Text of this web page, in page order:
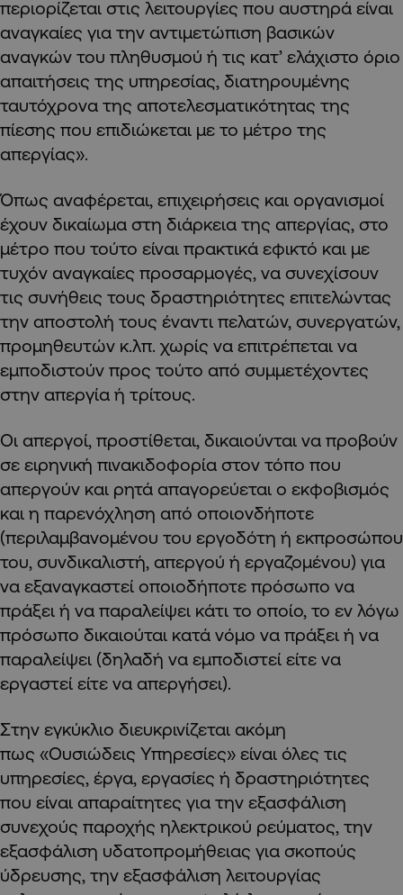
περιορίζεται στις λειτουργίες που αυστηρά είναι
αναγκαίες για την αντιμετώπιση βασικών
αναγκών του πληθυσμού ή τις κατ’ ελάχιστο όριο
απαιτήσεις της υπηρεσίας, διατηρουμένης
ταυτόχρονα της αποτελεσματικότητας της
πίεσης που επιδιώκεται με το μέτρο της
απεργίας».
Όπως αναφέρεται, επιχειρήσεις και οργανισμοί
έχουν δικαίωμα στη διάρκεια της απεργίας, στο
μέτρο που τούτο είναι πρακτικά εφικτό και με
τυχόν αναγκαίες προσαρμογές, να συνεχίσουν
τις συνήθεις τους δραστηριότητες επιτελώντας
την αποστολή τους έναντι πελατών, συνεργατών,
προμηθευτών κ.λπ. χωρίς να επιτρέπεται να
εμποδιστούν προς τούτο από συμμετέχοντες
στην απεργία ή τρίτους.
Οι απεργοί, προστίθεται, δικαιούνται να προβούν
σε ειρηνική πινακιδοφορία στον τόπο που
απεργούν και ρητά απαγορεύεται ο εκφοβισμός
και η παρενόχληση από οποιονδήποτε
(περιλαμβανομένου του εργοδότη ή εκπροσώπου
του, συνδικαλιστή, απεργού ή εργαζομένου) για
να εξαναγκαστεί οποιοδήποτε πρόσωπο να
πράξει ή να παραλείψει κάτι το οποίο, το εν λόγω
πρόσωπο δικαιούται κατά νόμο να πράξει ή να
παραλείψει (δηλαδή να εμποδιστεί είτε να
εργαστεί είτε να απεργήσει).
Στην εγκύκλιο διευκρινίζεται ακόμη
πως «Ουσιώδεις Υπηρεσίες» είναι όλες τις
υπηρεσίες, έργα, εργασίες ή δραστηριότητες
που είναι απαραίτητες για την εξασφάλιση
συνεχούς παροχής ηλεκτρικού ρεύματος, την
εξασφάλιση υδατοπρομήθειας για σκοπούς
ύδρευσης, την εξασφάλιση λειτουργίας